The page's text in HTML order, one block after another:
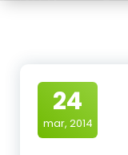
24
mar, 2014